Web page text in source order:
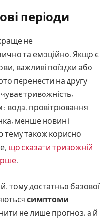
періоди
не
та емоційно. Якщо є
важливі поїздки або
перенести на другу
тривожність,
вода, провітрювання
менше новин і
тему також корисно
що сказати тривожній
.
тому достатньо базової
симптоми
не лише прогноз, а й